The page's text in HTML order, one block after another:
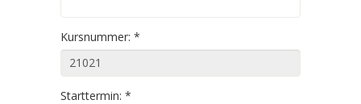
Kursnummer: *
Starttermin: *